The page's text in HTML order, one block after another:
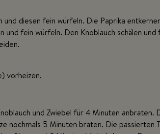
diesen fein würfeln. Die Paprika
und fein würfeln. Den Knoblauch schälen und
vorheizen.
und Zwiebel für 4 Minuten anbraten.
nochmals 5 Minuten braten. Die passierten